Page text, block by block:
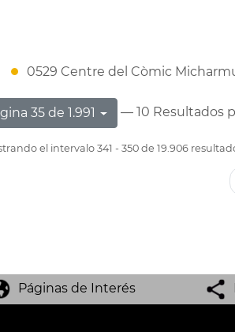
0529 Centre del Còmic
35 de 1.991 — 10 Resultados
el intervalo 341 - 350 de 19.906
Páginas de Interés